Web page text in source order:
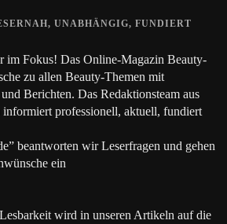
UNABHÄNGIG, FUNDIERT
im Fokus! Das Online-Magazin Beauty-
zu allen Beauty-Themen mit
Berichten. Das Redaktionsteam aus
informiert professionell, aktuell, fundiert
beantworten wir Leserfragen und gehen
ein
wird in unseren Artikeln auf die